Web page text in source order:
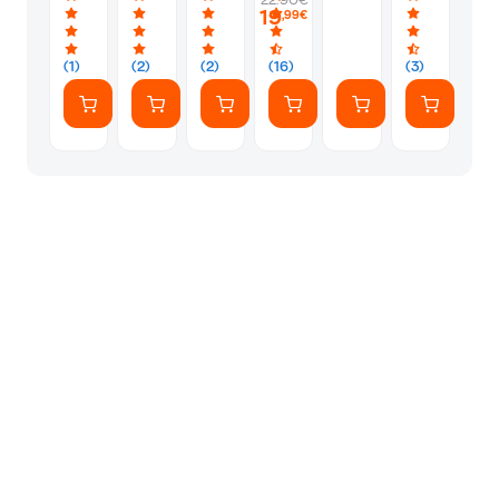
Μπρελόκ
Kitty
(1)
Μπρελόκ
Teddy
Bear
(2)
Μπρελόκ
Bee
(2)
Black
(16)
19,99€
(3)